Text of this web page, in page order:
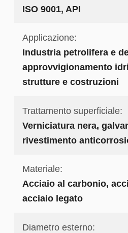
ISO 9001, API
Applicazione:
Industria petrolifera e
approvvigionamento
strutture e costruzioni
Trattamento superficiale:
Verniciatura nera,
rivestimento
Materiale:
Acciaio al carbonio,
acciaio legato
Diametro esterno: